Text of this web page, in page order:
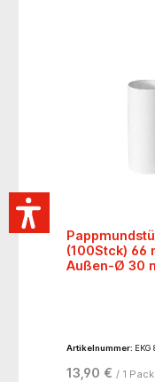
(100Stck) 66
Außen-Ø 30
Artikelnummer: EKG
13,90 € / 1